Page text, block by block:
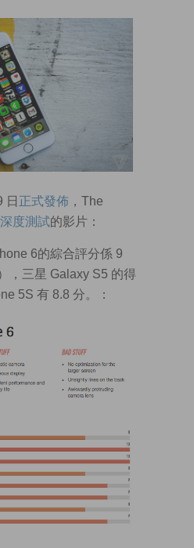
日 正式發佈 ，The
深度測試的影片：
6的綜合評分係 9
，三星 Galaxy S5 的得
5S 有 8.8 分。：